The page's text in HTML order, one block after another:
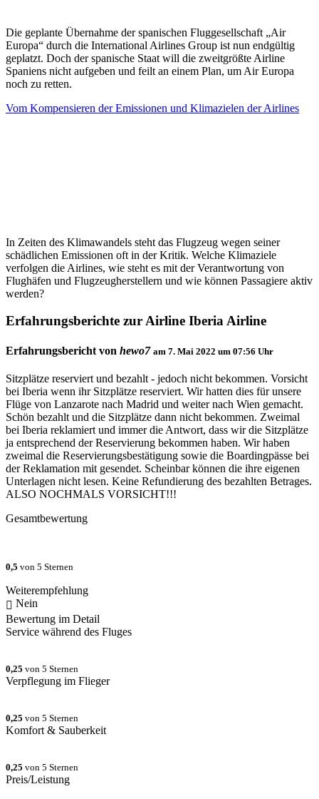
Die geplante Übernahme der spanischen Fluggesellschaft „Air
Europa“ durch die International Airlines Group ist nun endgültig
geplatzt. Doch der spanische Staat will die zweitgrößte Airline
Spaniens nicht aufgeben und feilt an einem Plan, um Air Europa
noch zu retten.
Vom Kompensieren der Emissionen und Klimazielen der Airlines
In Zeiten des Klimawandels steht das Flugzeug wegen seiner
schädlichen Emissionen oft in der Kritik. Welche Klimaziele
verfolgen die Airlines, wie steht es mit der Verantwortung von
Flughäfen und Flugzeugherstellern und wie können Passagiere aktiv
werden?
Erfahrungsberichte zur Airline Iberia Airline
Erfahrungsbericht von hewo7 am 7. Mai 2022 um 07:56 Uhr
Sitzplätze reserviert und bezahlt - jedoch nicht bekommen. Vorsicht
bei Iberia wenn ihr Sitzplätze reserviert. Wir hatten dies für unsere
Flüge von Lanzarote nach Madrid und weiter nach Wien gemacht.
Schön bezahlt und die Sitzplätze dann nicht bekommen. Zweimal
bei Iberia reklamiert und immer die Antwort, dass wir die Sitzplätze
ja entsprechend der Reservierung bekommen haben. Wir haben
zweimal die Reservierungsbestätigung sowie die Boardingpässe bei
der Reklamation mit gesendet. Scheinbar können die ihre eigenen
Unterlagen nicht lesen. Keine Refundierung des bezahlten Betrages.
ALSO NOCHMALS VORSICHT!!!
Gesamtbewertung
0,5 von 5 Sternen
Weiterempfehlung
Nein
Bewertung im Detail
Service während des Fluges
0,25 von 5 Sternen
Verpflegung im Flieger
0,25 von 5 Sternen
Komfort & Sauberkeit
0,25 von 5 Sternen
Preis/Leistung